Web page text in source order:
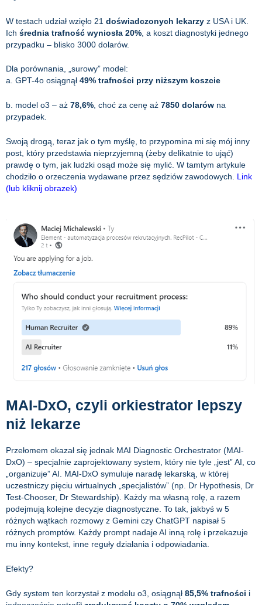
W testach udział wzięło 21 doświadczonych lekarzy z USA i UK.
Ich średnia trafność wyniosła 20% , a koszt diagnostyki jednego
przypadku – blisko 3000 dolarów.
Dla porównania, „surowy” model:
a. GPT-4o osiągnął 49% trafności przy niższym koszcie
b. model o3 – aż 78,6%, choć za cenę aż 7850 dolarów na
przypadek.
Swoją drogą, teraz jak o tym myślę, to przypomina mi się mój inny
post, który przedstawia nieprzyjemną (żeby delikatnie to ująć)
prawdę o tym, jak ludzki osąd może się mylić. W tamtym artykule
chodziło o orzeczenia wydawane przez sędziów zawodowych. Link
(lub kliknij obrazek)
MAI-DxO, czyli orkiestrator lepszy
niż lekarze
Przełomem okazał się jednak MAI Diagnostic Orchestrator (MAI-
DxO) – specjalnie zaprojektowany system, który nie tyle „jest” AI, co
„organizuje” AI. MAI-DxO symuluje naradę lekarską, w której
uczestniczy pięciu wirtualnych „specjalistów” (np. Dr Hypothesis, Dr
Test-Chooser, Dr Stewardship). Każdy ma własną rolę, a razem
podejmują kolejne decyzje diagnostyczne. To tak, jakbyś w 5
różnych wątkach rozmowy z Gemini czy ChatGPT napisał 5
różnych promptów. Każdy prompt nadaje AI inną rolę i przekazuje
mu inny kontekst, inne reguły działania i odpowiadania.
Efekty?
Gdy system ten korzystał z modelu o3, osiągnął 85,5% trafności i